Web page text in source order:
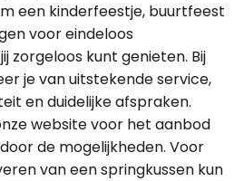
een kinderfeestje, buurtfeest
voor eindeloos
zorgeloos kunt genieten. Bij
je van uitstekende service,
en duidelijke afspraken.
website voor het aanbod
de mogelijkheden. Voor
van een springkussen kun